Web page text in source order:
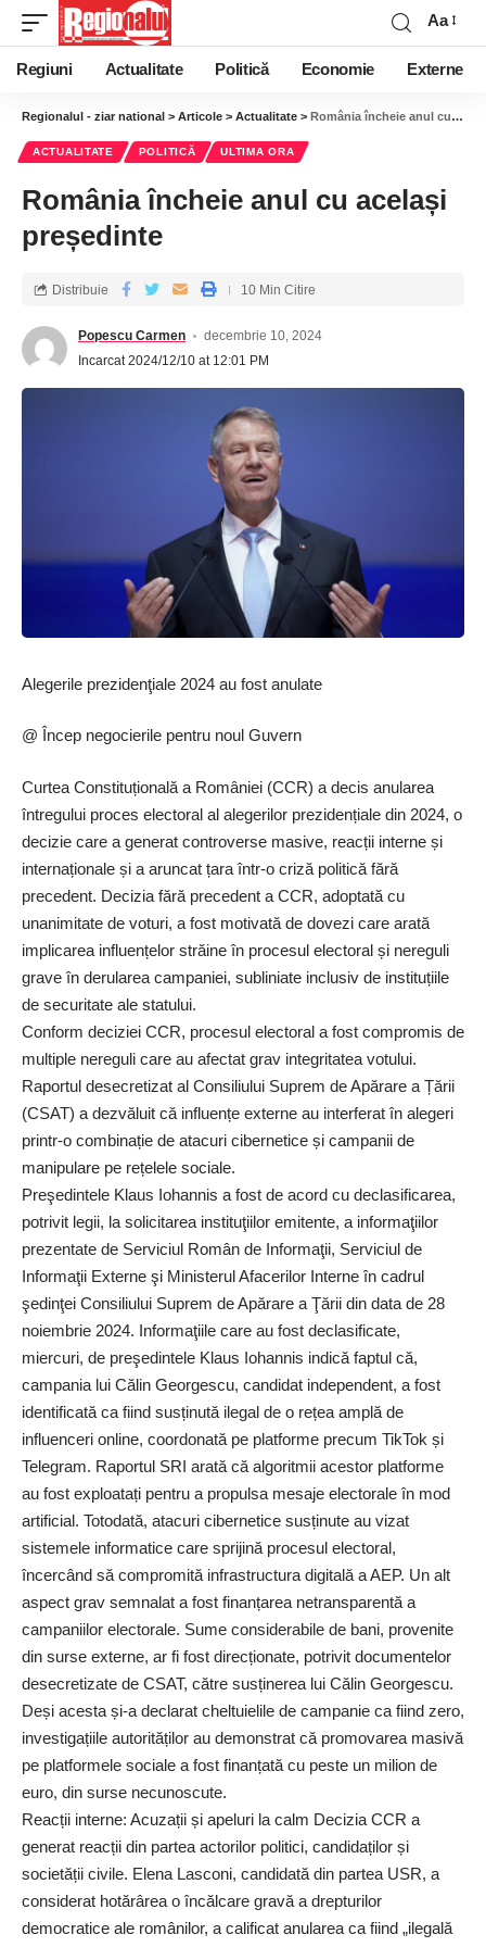
Aa
Regiuni Actualitate Politică Economie Externe
Regionalul - ziar national > Articole > Actualitate > România încheie anul cu același președinte
ACTUALITATE POLITICĂ ULTIMA ORA
România încheie anul cu același
președinte
Popescu Carmen
decembrie 10, 2024
Incarcat 2024/12/10 at 12:01 PM
Distribuie 10 Min Citire
Alegerile prezidenţiale 2024 au fost anulate
@ Încep negocierile pentru noul Guvern
Curtea Constituțională a României (CCR) a decis anularea
întregului proces electoral al alegerilor prezidențiale din 2024, o
decizie care a generat controverse masive, reacții interne și
internaționale și a aruncat țara într-o criză politică fără
precedent. Decizia fără precedent a CCR, adoptată cu
unanimitate de voturi, a fost motivată de dovezi care arată
implicarea influențelor străine în procesul electoral și nereguli
grave în derularea campaniei, subliniate inclusiv de instituțiile
de securitate ale statului.
Conform deciziei CCR, procesul electoral a fost compromis de
multiple nereguli care au afectat grav integritatea votului.
Raportul desecretizat al Consiliului Suprem de Apărare a Țării
(CSAT) a dezvăluit că influențe externe au interferat în alegeri
printr-o combinație de atacuri cibernetice și campanii de
manipulare pe rețelele sociale.
Preşedintele Klaus Iohannis a fost de acord cu declasificarea,
potrivit legii, la solicitarea instituţiilor emitente, a informaţiilor
prezentate de Serviciul Român de Informaţii, Serviciul de
Informaţii Externe şi Ministerul Afacerilor Interne în cadrul
şedinţei Consiliului Suprem de Apărare a Ţării din data de 28
noiembrie 2024. Informaţiile care au fost declasificate,
miercuri, de preşedintele Klaus Iohannis indică faptul că,
campania lui Călin Georgescu, candidat independent, a fost
identificată ca fiind susținută ilegal de o rețea amplă de
influenceri online, coordonată pe platforme precum TikTok și
Telegram. Raportul SRI arată că algoritmii acestor platforme
au fost exploatați pentru a propulsa mesaje electorale în mod
artificial. Totodată, atacuri cibernetice susținute au vizat
sistemele informatice care sprijină procesul electoral,
încercând să compromită infrastructura digitală a AEP. Un alt
aspect grav semnalat a fost finanțarea netransparentă a
campaniilor electorale. Sume considerabile de bani, provenite
din surse externe, ar fi fost direcționate, potrivit documentelor
desecretizate de CSAT, către susținerea lui Călin Georgescu.
Deși acesta și-a declarat cheltuielile de campanie ca fiind zero,
investigațiile autorităților au demonstrat că promovarea masivă
pe platformele sociale a fost finanțată cu peste un milion de
euro, din surse necunoscute.
Reacții interne: Acuzații și apeluri la calm Decizia CCR a
generat reacții din partea actorilor politici, candidaților și
societății civile. Elena Lasconi, candidată din partea USR, a
considerat hotărârea o încălcare gravă a drepturilor
democratice ale românilor, a calificat anularea ca fiind „ilegală